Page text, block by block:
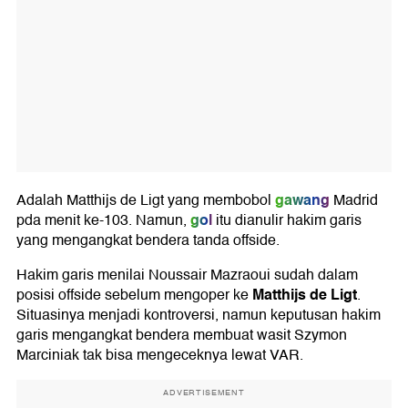
Adalah Matthijs de Ligt yang membobolgawang Madrid
pda menit ke-103. Namun,golitu dianulir hakim garis
yang mengangkat bendera tanda offside.
Hakim garis menilai Noussair Mazraoui sudah dalam
posisi offside sebelum mengoper keMatthijs de Ligt.
Situasinya menjadi kontroversi, namun keputusan hakim
garis mengangkat bendera membuat wasit Szymon
Marciniak tak bisa mengeceknya lewat VAR.
ADVERTISEMENT